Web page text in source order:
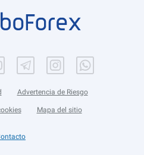
Advertencia de Riesgo
Mapa del sitio